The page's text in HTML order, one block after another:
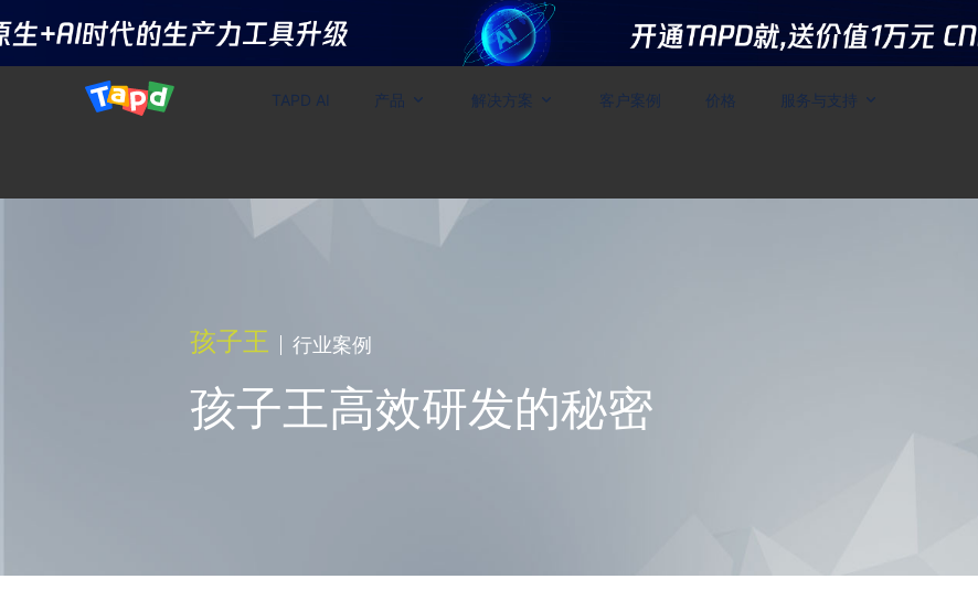
TAPD AI 产品 解决方案 客户案例 价格 服务与支持
孩子王 行业案例
孩子王高效研发的秘密